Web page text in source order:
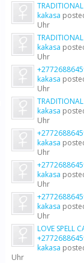
TRADITIONAL
kakasa
Uhr
TRADITIONAL
kakasa
Uhr
kakasa
Uhr
TRADITIONAL
kakasa
Uhr
kakasa
Uhr
kakasa
Uhr
kakasa
Uhr
LOVE SPELL
kakasa
Uhr